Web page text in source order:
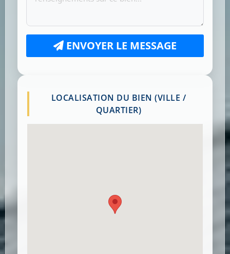
ENVOYER LE MESSAGE
LOCALISATION DU BIEN (VILLE /
QUARTIER)